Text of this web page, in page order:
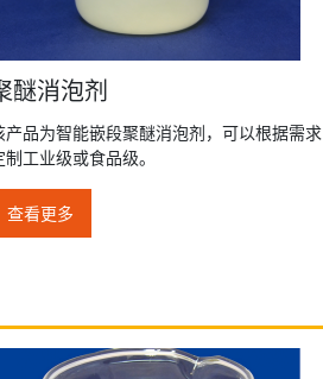
醚消泡剂
产品为智能嵌段聚醚消泡剂，可以根据需求
制工业级或食品级。
查看更多